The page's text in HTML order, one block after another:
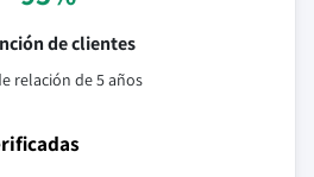
de clientes
relación de 5 años